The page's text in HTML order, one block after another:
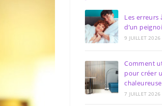
Les erreurs
d’un
9 JUILLET 2026
Comment
pour créer
7 JUILLET 2026